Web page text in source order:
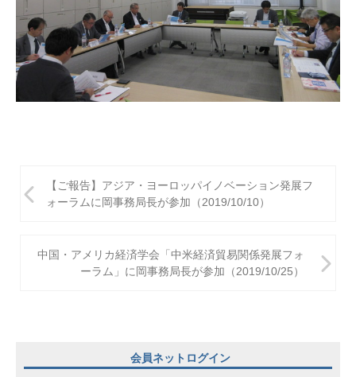
稿
ビ
ョ
【ご報告】アジア・ヨーロッパイノベーション発展フ
ォーラムに岡事務局長が参加（2019/10/10）
中国・アメリカ経済学会「中米経済貿易関係発展フォ
ーラム」に岡事務局長が参加（2019/10/25）
会員ネットログイン